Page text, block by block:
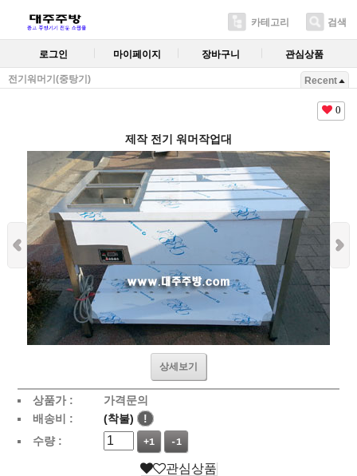
카테고리 검색
로그인 마이페이지 장바구니 관심상품
전기워머기(중탕기) Recent
0
제작 전기 워머작업대
상세보기
상품가 :
가격문의
배송비 :
(착불)
!
수량 :
+1 -1
관심상품